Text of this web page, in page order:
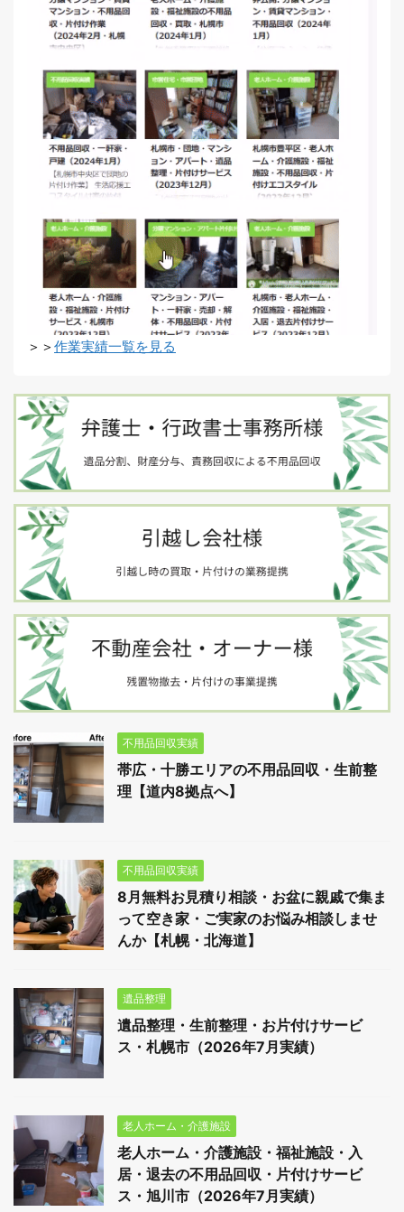
＞＞ 作業実績一覧を見る
不用品回収実績
帯広・十勝エリアの不用品回収・生前整
理【道内8拠点へ】
不用品回収実績
8月無料お見積り相談・お盆に親戚で集ま
って空き家・ご実家のお悩み相談しませ
んか【札幌・北海道】
遺品整理
遺品整理・生前整理・お片付けサービ
ス・札幌市（2026年7月実績）
老人ホーム・介護施設
老人ホーム・介護施設・福祉施設・入
居・退去の不用品回収・片付けサービ
ス・旭川市（2026年7月実績）